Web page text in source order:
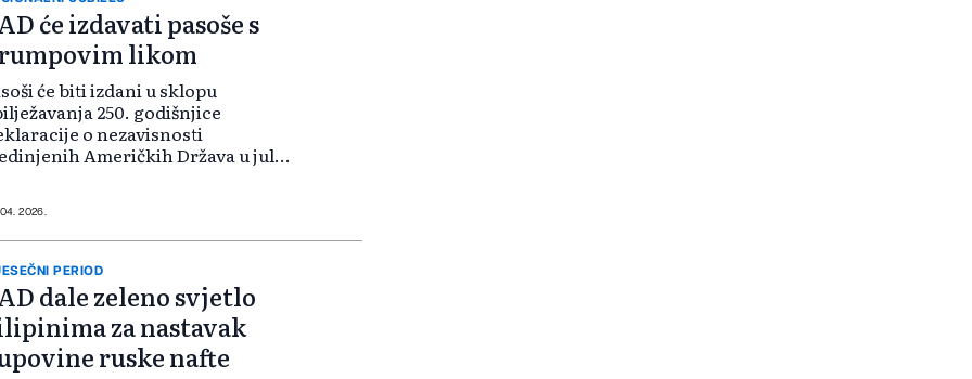
će izdavati pasoše s
likom
će biti izdani u sklopu
250. godišnjice
o nezavisnosti
Američkih Država u julu,
koje nije navelo da će
sadržavati Trumpovu...
2026.
PERIOD
dale zeleno svjetlo
za nastavak
ruske nafte